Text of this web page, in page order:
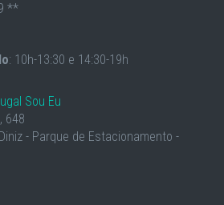
**
: 10h-13:30 e 14:30-19h
Sou Eu
648
- Parque de Estacionamento -